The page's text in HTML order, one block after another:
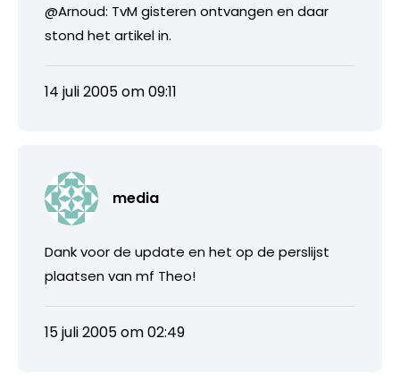
@Arnoud: TvM gisteren ontvangen en daar
stond het artikel in.
14 juli 2005 om 09:11
media
Dank voor de update en het op de perslijst
plaatsen van mf Theo!
15 juli 2005 om 02:49